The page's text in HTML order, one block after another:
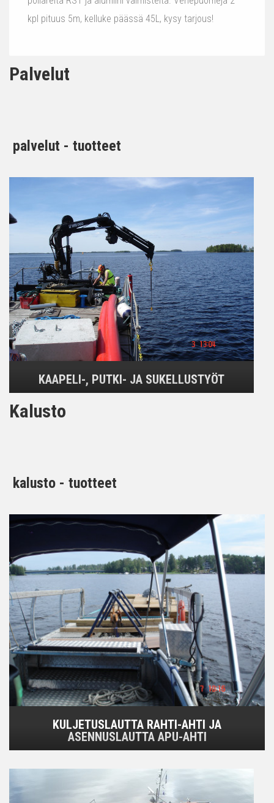
kpl pituus 5m, kelluke päässä 45L, kysy tarjous!
Palvelut
palvelut - tuotteet
KAAPELI-, PUTKI- JA SUKELLUSTYÖT
Kalusto
kalusto - tuotteet
KULJETUSLAUTTA RAHTI-AHTI JA
ASENNUSLAUTTA APU-AHTI